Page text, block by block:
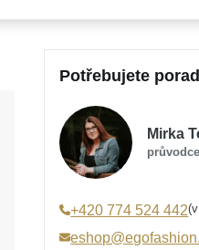
Potřebujete
Mirka
+420 774 524 442